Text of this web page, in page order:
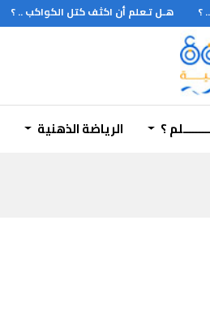
هـل تـعلم أن اكثف كتل الكواكب .. ؟
؟ الرياضة الذهنية